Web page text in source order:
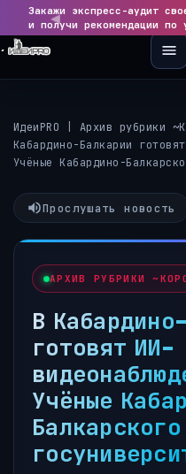
◀
Закажи экспресс-аудит
и получи рекомендации
ИдеиPRO Архив рубрики
Кабардино-Балкарии
Учёные Кабардино-
Прослушать новость
АРХИВ РУБРИКИ
В
готовят ИИ-
Учёные
Балкарского